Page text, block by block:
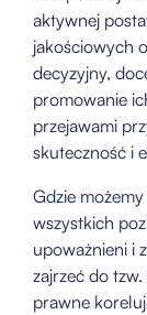
aktywnej
jakościowych
decyzyjny,
promowanie
przejawami
skuteczność i
Gdzie
wszystkich
upoważnieni i
zajrzeć do
prawne